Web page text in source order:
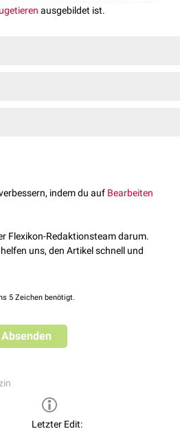
ausgebildet ist.
and Eugen Seiferle. Band III:
Anatomie der Haustiere. Parey, 2004.
indem du auf Bearbeiten
Flexikon-Redaktionsteam darum.
uns, den Artikel schnell und
5 Zeichen benötigt.
Absenden
Letzter Edit: